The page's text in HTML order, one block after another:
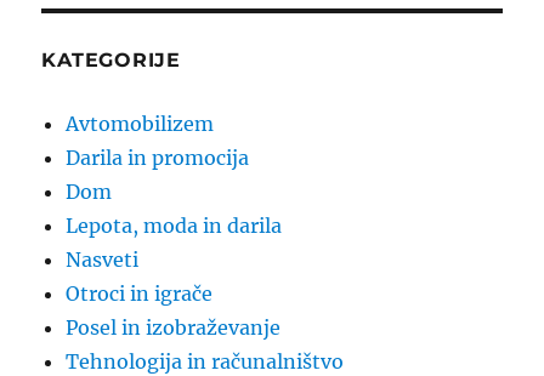
KATEGORIJE
Avtomobilizem
Darila in promocija
Dom
Lepota, moda in darila
Nasveti
Otroci in igrače
Posel in izobraževanje
Tehnologija in računalništvo